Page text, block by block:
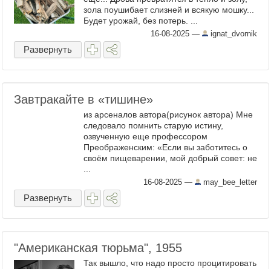
зола поушибает слизней и всякую мошку...
Будет урожай, без потерь. ...
16-08-2025 — ignat_dvornik
Развернуть
Завтракайте в «тишине»
из арсеналов автора(рисунок автора) Мне
следовало помнить старую истину,
озвученную еще профессором
Преображенским: «Если вы заботитесь о
своём пищеварении, мой добрый совет: не
16-08-2025 — may_bee_letter
Развернуть
"Американская тюрьма", 1955
Так вышло, что надо просто процитировать